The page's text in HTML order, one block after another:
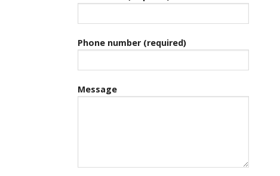
Phone number (required)
Message